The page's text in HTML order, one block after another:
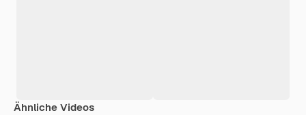
Ähnliche Videos